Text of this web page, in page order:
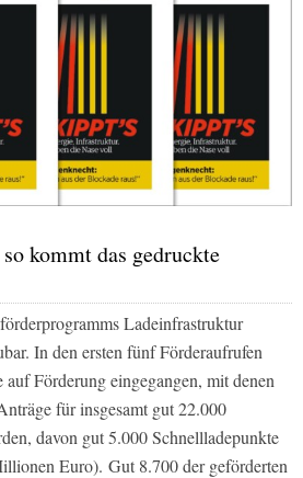
kommt das gedruckte
Ladeinfrastruktur
In den ersten fünf Förderaufrufen
Förderung eingegangen, mit denen
für insgesamt gut 22.000
davon gut 5.000 Schnellladepunkte
Euro). Gut 8.700 der geförderten